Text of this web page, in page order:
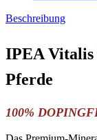
Beschreibung
IPEA Vitalis
Pferde
100%